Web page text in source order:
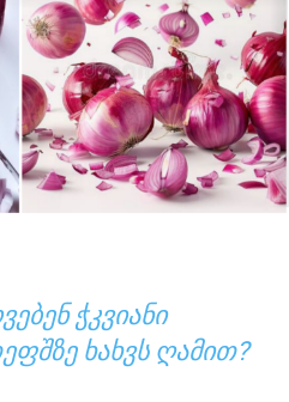
ᲭᲙᲕᲘᲐᲜᲘ
ᲮᲐᲮᲕᲡ ᲦᲐᲛᲘᲗ?